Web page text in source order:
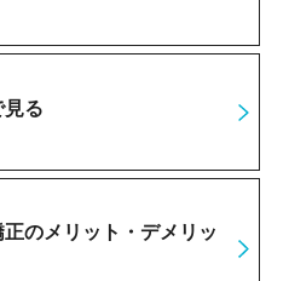
る
のメリット・デメリッ